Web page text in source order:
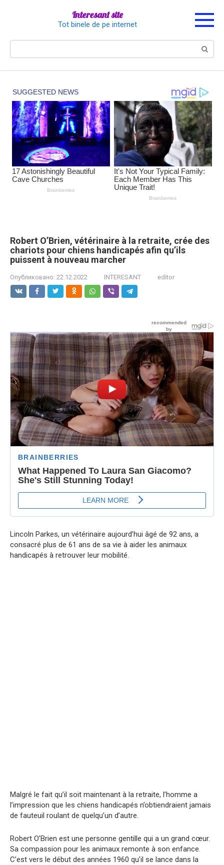
Interesant site
Tot binele de pe internet
Robert O’Brien, vétérinaire à la retraite, crée des
chariots pour chiens handicapés afin qu’ils
puissent à nouveau marcher
Опубликовано: 22.12.2022 INTERESANT editor
Lincoln Parkes, un vétérinaire aujourd’hui âgé de 92 ans, a
consacré plus de 61 ans de sa vie à aider les animaux
handicapés à retrouver leur mobilité.
Malgré le fait qu’il soit maintenant à la retraite, l’homme a
l’impression que les chiens handicapés n’obtiendraient jamais
de fauteuil roulant de quelqu’un d’autre.
Robert O’Brien est une personne gentille qui a un grand cœur.
Sa compassion pour les animaux remonte à son enfance.
C’est vers le début des années 1960 qu’il se lance dans la